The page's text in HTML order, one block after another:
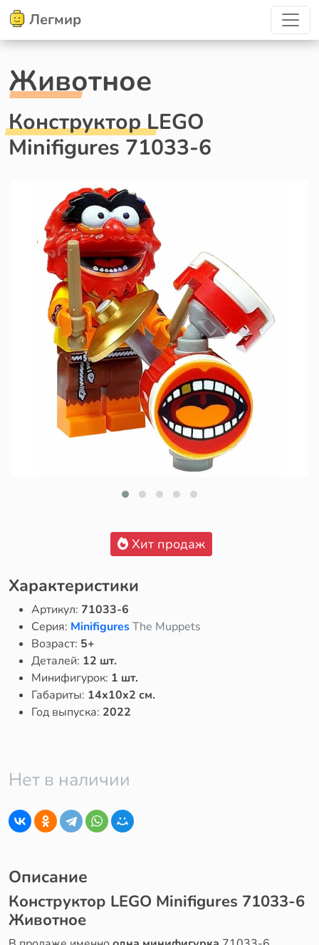
Легмир
Животное
Конструктор LEGO
Minifigures 71033-6
Хит продаж
Характеристики
Артикул: 71033-6
Серия: MinifiguresThe Muppets
Возраст: 5+
Деталей: 12 шт.
Минифигурок: 1 шт.
Габариты: 14x10x2 см.
Год выпуска: 2022
Нет в наличии
Описание
Конструктор LEGO Minifigures 71033-6
Животное